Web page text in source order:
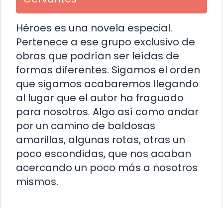
Héroes es una novela especial.
Pertenece a ese grupo exclusivo de
obras que podrían ser leídas de
formas diferentes. Sigamos el orden
que sigamos acabaremos llegando
al lugar que el autor ha fraguado
para nosotros. Algo así como andar
por un camino de baldosas
amarillas, algunas rotas, otras un
poco escondidas, que nos acaban
acercando un poco más a nosotros
mismos.